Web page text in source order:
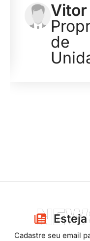
de
Cadastre seu email